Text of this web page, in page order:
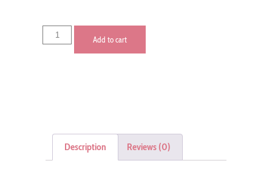
Add to cart
Description Reviews (0)